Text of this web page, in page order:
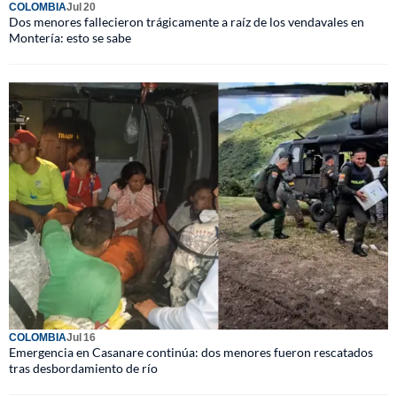
COLOMBIAJul 20
Dos menores fallecieron trágicamente a raíz de los vendavales en
Montería: esto se sabe
COLOMBIAJul 16
Emergencia en Casanare continúa: dos menores fueron rescatados
tras desbordamiento de río